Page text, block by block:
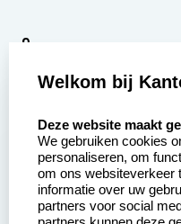
9
Aanvraag op maat
Betaling &
Verzending
Welkom bij
Deze website maakt
We gebruiken cookies
personaliseren, om
om ons websiteverkeer
informatie over uw
partners voor social